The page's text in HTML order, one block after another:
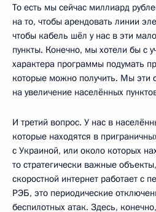
То есть мы сейчас миллиард
на то, чтобы арендовать линии
чтобы кабель шёл у нас в эти
пункты. Конечно, мы хотели бы с
характера программы подумать
которые можно получить. Мы эти
на увеличение населённых
И третий вопрос. У нас в
которые находятся в
с Украиной, или около которых
то стратегически важные
скоростной интернет работает с
РЭБ, это периодические
беспилотных атак. Здесь,